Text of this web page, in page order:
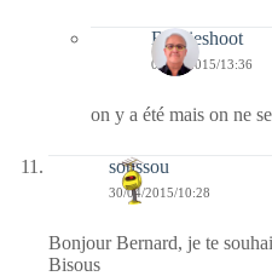
Bernieshoot
05/05/2015/13:36
on y a été mais on ne
soussou
30/04/2015/10:28
Bonjour Bernard, je te
Bisous